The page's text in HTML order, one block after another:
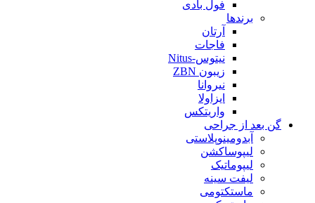
فول بادی
برندها
آرتان
فاجات
نیتوس-Nitus
زیبون ZBN
نیروانا
ایزاولا
واریتکس
گن بعد از جراحی
آبدومینوپلاستی
لیپوساکشن
لیپوماتیک
لیفت سینه
ماستکتومی